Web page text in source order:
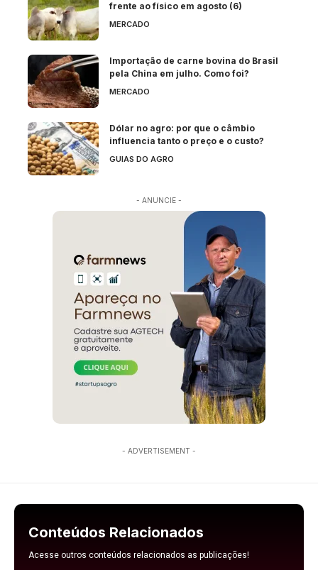
frente ao físico em agosto (6)
MERCADO
Importação de carne bovina do Brasil
pela China em julho. Como foi?
MERCADO
Dólar no agro: por que o câmbio
influencia tanto o preço e o custo?
GUIAS DO AGRO
- ANUNCIE -
- ADVERTISEMENT -
Conteúdos Relacionados
Acesse outros conteúdos relacionados as publicações!